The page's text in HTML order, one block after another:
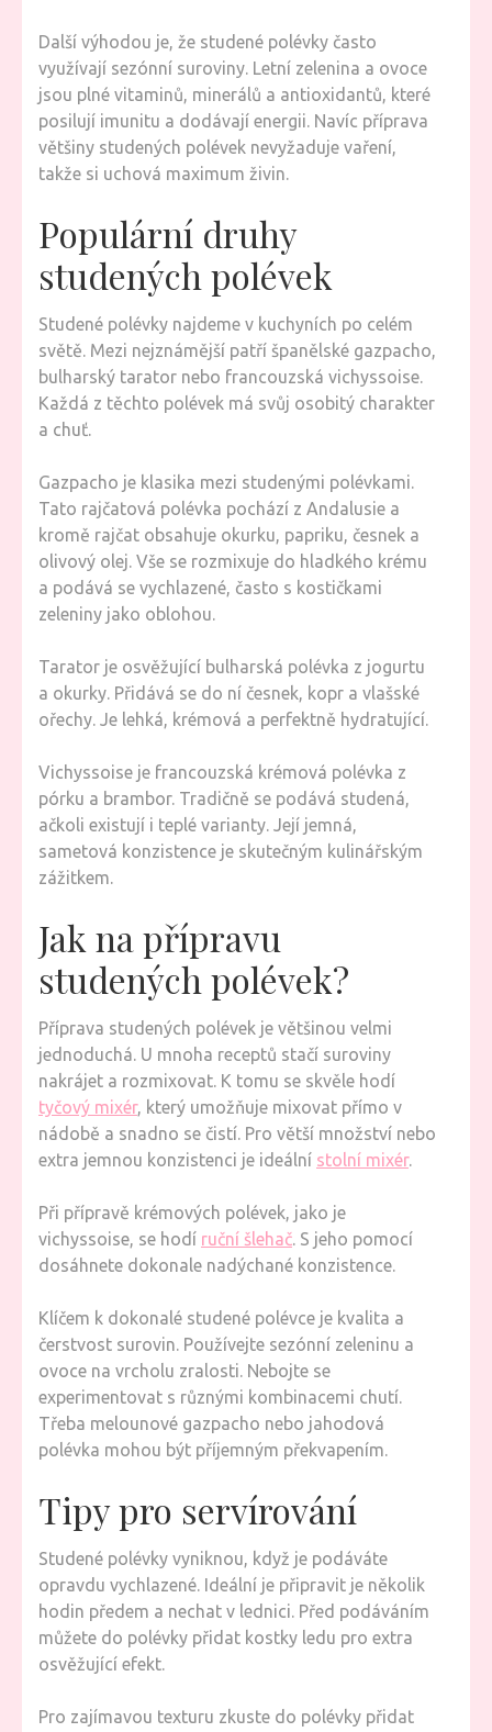
Další výhodou je, že studené polévky často
využívají sezónní suroviny. Letní zelenina a ovoce
jsou plné vitaminů, minerálů a antioxidantů, které
posilují imunitu a dodávají energii. Navíc příprava
většiny studených polévek nevyžaduje vaření,
takže si uchová maximum živin.
Populární druhy
studených polévek
Studené polévky najdeme v kuchyních po celém
světě. Mezi nejznámější patří španělské gazpacho,
bulharský tarator nebo francouzská vichyssoise.
Každá z těchto polévek má svůj osobitý charakter
a chuť.
Gazpacho je klasika mezi studenými polévkami.
Tato rajčatová polévka pochází z Andalusie a
kromě rajčat obsahuje okurku, papriku, česnek a
olivový olej. Vše se rozmixuje do hladkého krému
a podává se vychlazené, často s kostičkami
zeleniny jako oblohou.
Tarator je osvěžující bulharská polévka z jogurtu
a okurky. Přidává se do ní česnek, kopr a vlašské
ořechy. Je lehká, krémová a perfektně hydratující.
Vichyssoise je francouzská krémová polévka z
pórku a brambor. Tradičně se podává studená,
ačkoli existují i teplé varianty. Její jemná,
sametová konzistence je skutečným kulinářským
zážitkem.
Jak na přípravu
studených polévek?
Příprava studených polévek je většinou velmi
jednoduchá. U mnoha receptů stačí suroviny
nakrájet a rozmixovat. K tomu se skvěle hodí
tyčový mixér, který umožňuje mixovat přímo v
nádobě a snadno se čistí. Pro větší množství nebo
extra jemnou konzistenci je ideální stolní mixér.
Při přípravě krémových polévek, jako je
vichyssoise, se hodí ruční šlehač. S jeho pomocí
dosáhnete dokonale nadýchané konzistence.
Klíčem k dokonalé studené polévce je kvalita a
čerstvost surovin. Používejte sezónní zeleninu a
ovoce na vrcholu zralosti. Nebojte se
experimentovat s různými kombinacemi chutí.
Třeba melounové gazpacho nebo jahodová
polévka mohou být příjemným překvapením.
Tipy pro servírování
Studené polévky vyniknou, když je podáváte
opravdu vychlazené. Ideální je připravit je několik
hodin předem a nechat v lednici. Před podáváním
můžete do polévky přidat kostky ledu pro extra
osvěžující efekt.
Pro zajímavou texturu zkuste do polévky přidat